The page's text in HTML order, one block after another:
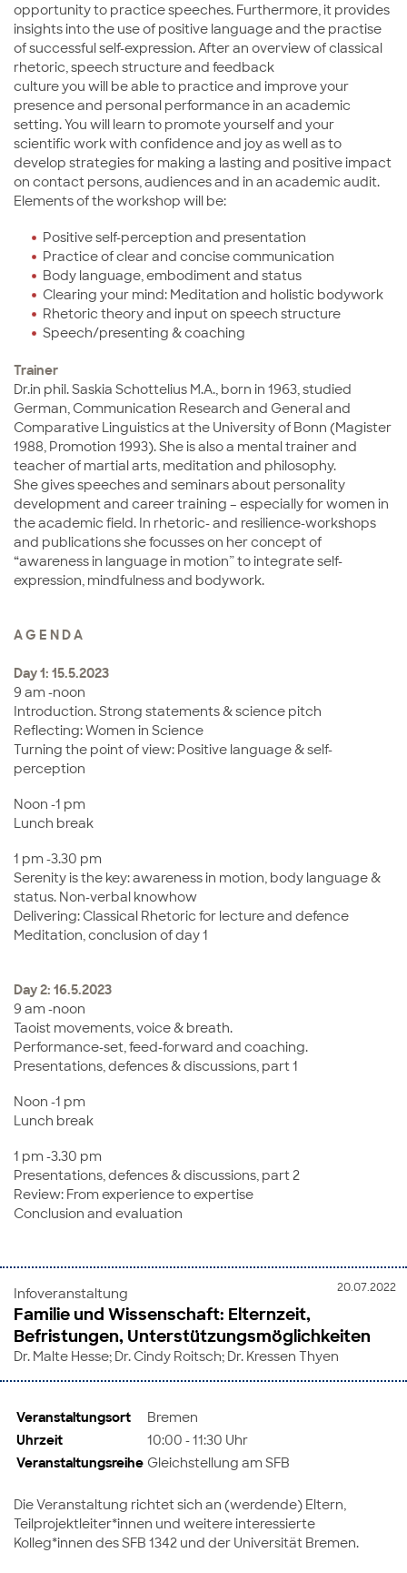
opportunity to practice speeches. Furthermore, it provides
insights into the use of positive language and the practise
of successful self-expression. After an overview of classical
rhetoric, speech structure and feedback
culture you will be able to practice and improve your
presence and personal performance in an academic
setting. You will learn to promote yourself and your
scientific work with confidence and joy as well as to
develop strategies for making a lasting and positive impact
on contact persons, audiences and in an academic audit.
Elements of the workshop will be:
Positive self-perception and presentation
Practice of clear and concise communication
Body language, embodiment and status
Clearing your mind: Meditation and holistic bodywork
Rhetoric theory and input on speech structure
Speech/presenting & coaching
Trainer
Dr.in phil. Saskia Schottelius M.A., born in 1963, studied
German, Communication Research and General and
Comparative Linguistics at the University of Bonn (Magister
1988, Promotion 1993). She is also a mental trainer and
teacher of martial arts, meditation and philosophy.
She gives speeches and seminars about personality
development and career training – especially for women in
the academic field. In rhetoric- and resilience-workshops
and publications she focusses on her concept of
“awareness in language in motion” to integrate self-
expression, mindfulness and bodywork.
A G E N D A
Day 1: 15.5.2023
9 am -noon
Introduction. Strong statements & science pitch
Reflecting: Women in Science
Turning the point of view: Positive language & self-
perception
Noon -1 pm
Lunch break
1 pm -3.30 pm
Serenity is the key: awareness in motion, body language &
status. Non-verbal knowhow
Delivering: Classical Rhetoric for lecture and defence
Meditation, conclusion of day 1
Day 2: 16.5.2023
9 am -noon
Taoist movements, voice & breath.
Performance-set, feed-forward and coaching.
Presentations, defences & discussions, part 1
Noon -1 pm
Lunch break
1 pm -3.30 pm
Presentations, defences & discussions, part 2
Review: From experience to expertise
Conclusion and evaluation
20.07.2022
Infoveranstaltung
Familie und Wissenschaft: Elternzeit,
Befristungen, Unterstützungsmöglichkeiten
Dr. Malte Hesse; Dr. Cindy Roitsch; Dr. Kressen Thyen
Veranstaltungsort
Bremen
Uhrzeit
10:00 - 11:30 Uhr
Veranstaltungsreihe Gleichstellung am SFB
Die Veranstaltung richtet sich an (werdende) Eltern,
Teilprojektleiter*innen und weitere interessierte
Kolleg*innen des SFB 1342 und der Universität Bremen.